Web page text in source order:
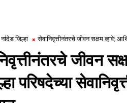
नांदेड जिल्हा सेवानिवृत्तीनंतरचे जीवन सक्षम व्हावे;
जीवन
परिषदेच्या